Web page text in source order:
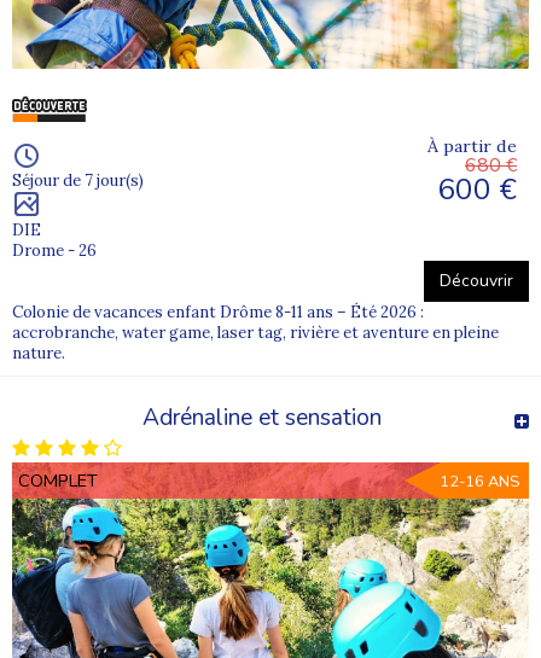
Séjour de 7 jour(s)
DIE
Drome - 26
À partir de
680 €
600 €
Découvrir
Colonie de vacances enfant Drôme 8-11 ans – Été 2026 :
accrobranche, water game, laser tag, rivière et aventure en pleine
nature.
Adrénaline et sensation
COMPLET 12-16 ANS